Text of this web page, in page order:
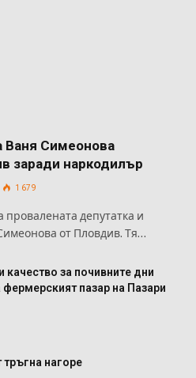
Ваня Симеонова
заради наркодилър
1 679
провалената депутатка и
от Пловдив. Тя…
качество за почивните дни
фермерският пазар на Пазари
тръгна нагоре